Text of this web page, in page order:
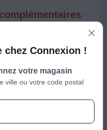
chez Connexion !
votre magasin
ville ou votre code postal